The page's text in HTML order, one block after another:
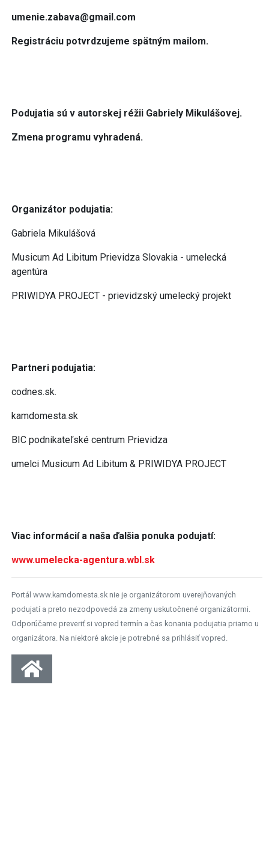
umenie.zabava@gmail.com
Registráciu potvrdzujeme spätným mailom.
Podujatia sú v autorskej réžii Gabriely Mikulášovej.
Zmena programu vyhradená.
Organizátor podujatia:
Gabriela Mikulášová
Musicum Ad Libitum Prievidza Slovakia - umelecká
agentúra
PRIWIDYA PROJECT - prievidzský umelecký projekt
Partneri podujatia:
codnes.sk.
kamdomesta.sk
BIC podnikateľské centrum Prievidza
umelci Musicum Ad Libitum & PRIWIDYA PROJECT
Viac informácií a naša ďalšia ponuka podujatí:
www.umelecka-agentura.wbl.sk
Portál www.kamdomesta.sk nie je organizátorom uverejňovaných
podujatí a preto nezodpovedá za zmeny uskutočnené organizátormi.
Odporúčame preveriť si vopred termín a čas konania podujatia priamo u
organizátora. Na niektoré akcie je potrebné sa prihlásiť vopred.